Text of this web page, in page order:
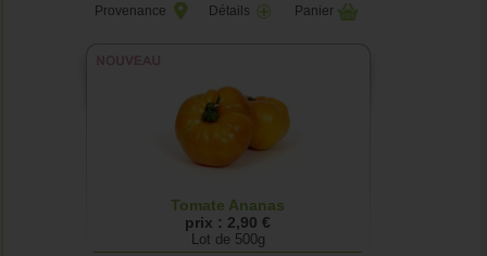
Provenance Détails Panier
Tomate Ananas
prix : 2,90 €
Lot de 500g